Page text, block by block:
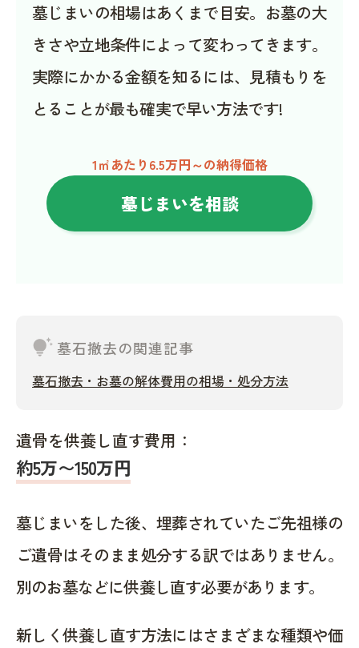
墓じまいの相場はあくまで目安。お墓の大
きさや立地条件によって変わってきます。
実際にかかる金額を知るには、見積もりを
とることが最も確実で早い方法です!
1㎡あたり6.5万円～の納得価格
墓じまいを相談
tips_and_updates墓石撤去の関連記事
墓石撤去・お墓の解体費用の相場・処分方法
遺骨を供養し直す費用：
約5万〜150万円
墓じまいをした後、埋葬されていたご先祖様の
ご遺骨はそのまま処分する訳ではありません。
別のお墓などに供養し直す必要があります。
新しく供養し直す方法にはさまざまな種類や価